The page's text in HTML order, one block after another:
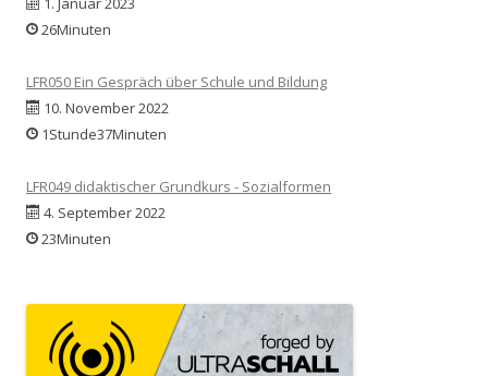
26Minuten
LFR050 Ein Gespräch über Schule und Bildung
10. November 2022
1Stunde37Minuten
LFR049 didaktischer Grundkurs - Sozialformen
4. September 2022
23Minuten